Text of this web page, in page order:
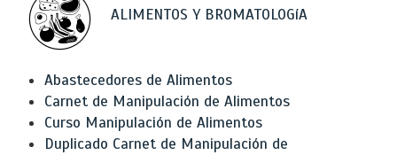
ALIMENTOS Y BROMATOLOGíA
Abastecedores de Alimentos
Carnet de Manipulación de Alimentos
Curso Manipulación de Alimentos
Duplicado Carnet de Manipulación de